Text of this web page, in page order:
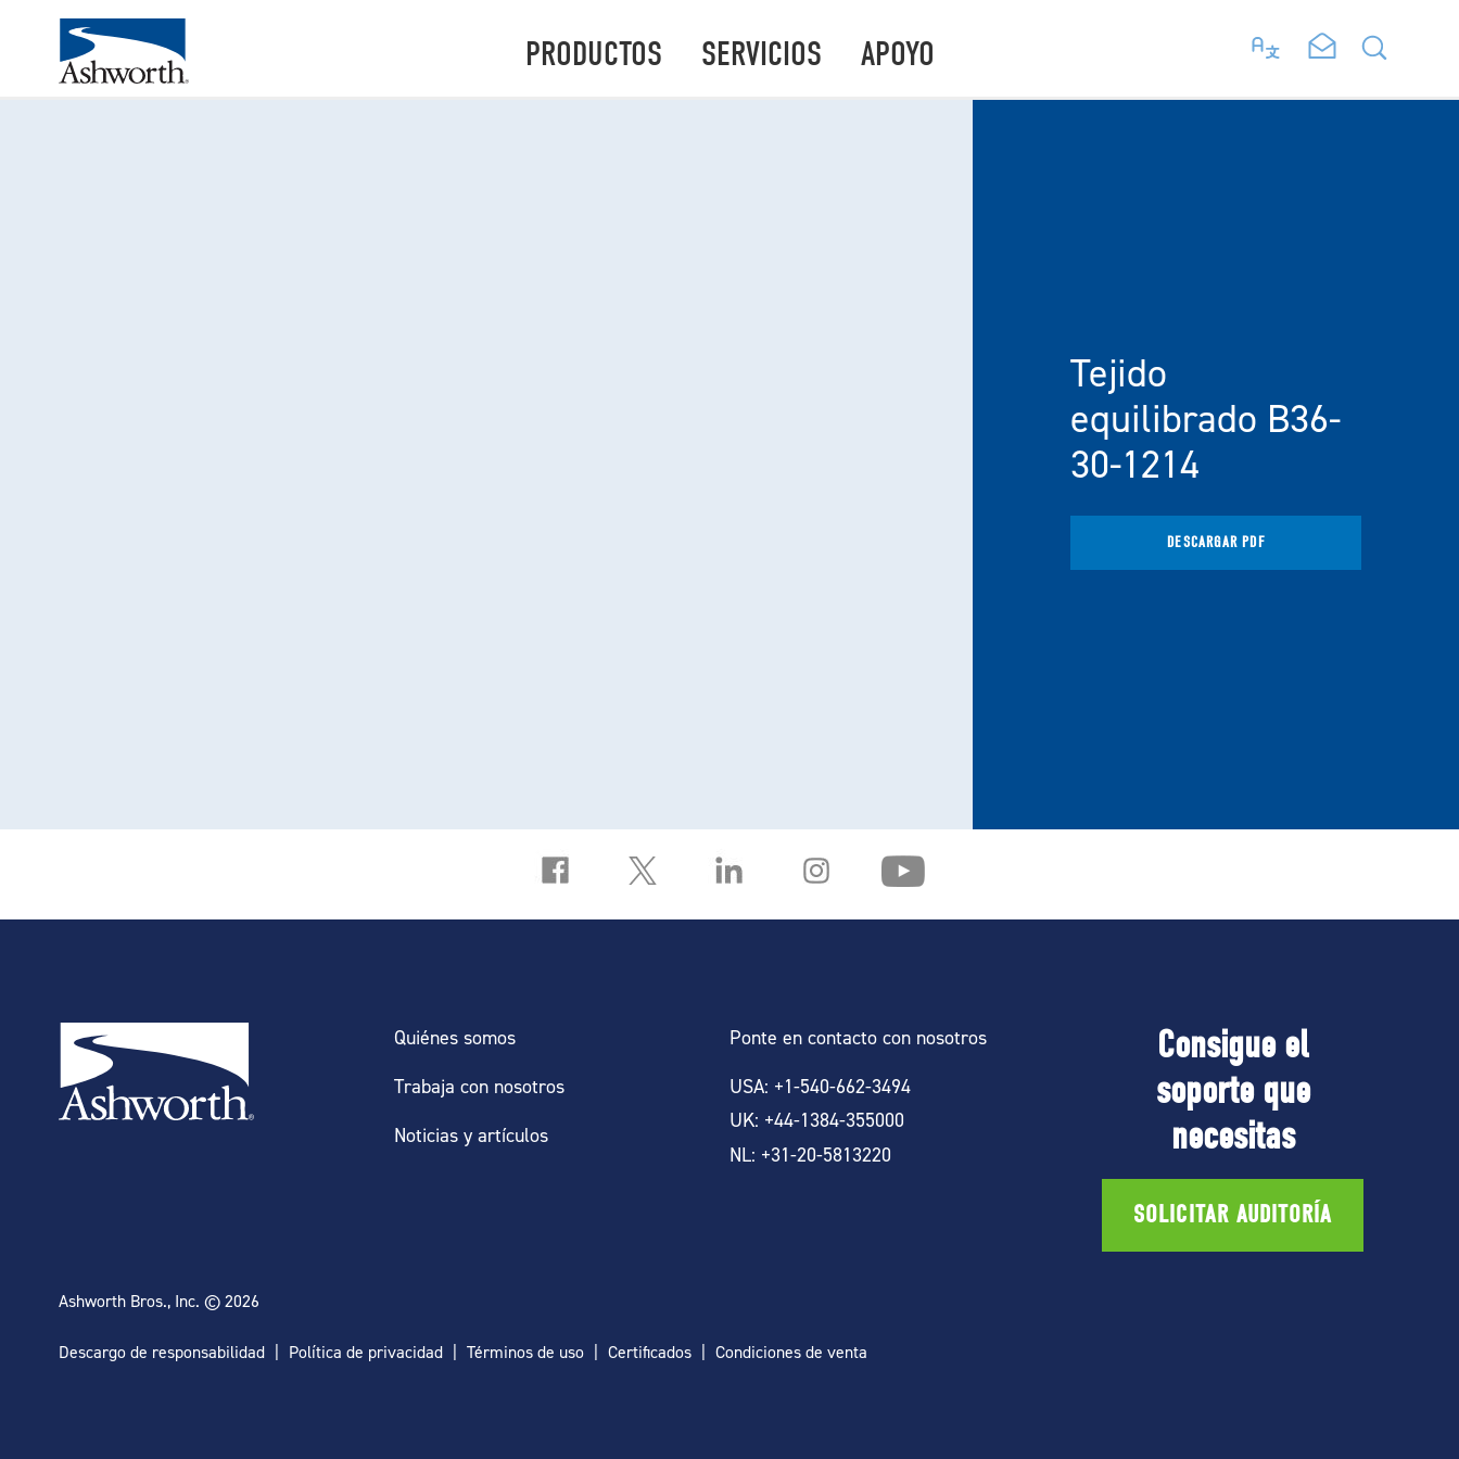
PRODUCTOS SERVICIOS APOYO
Tejido
equilibrado B36-
30-1214
DESCARGAR PDF
Quiénes somos
Trabaja con nosotros
Noticias y artículos
Ponte en contacto con nosotros
USA: +1-540-662-3494
UK: +44-1384-355000
NL: +31-20-5813220
Consigue el
soporte que
necesitas
SOLICITAR AUDITORÍA
Ashworth Bros., Inc. © 2026
Descargo de responsabilidad Política de privacidad Términos de uso Certificados Condiciones de venta